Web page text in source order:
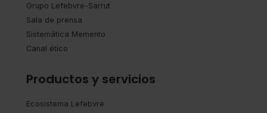
Grupo Lefebvre-Sarrut
Sala de prensa
Sistemática Memento
Canal ético
Productos y servicios
Ecosistema Lefebvre